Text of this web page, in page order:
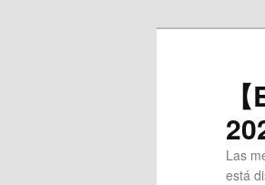
Las
está